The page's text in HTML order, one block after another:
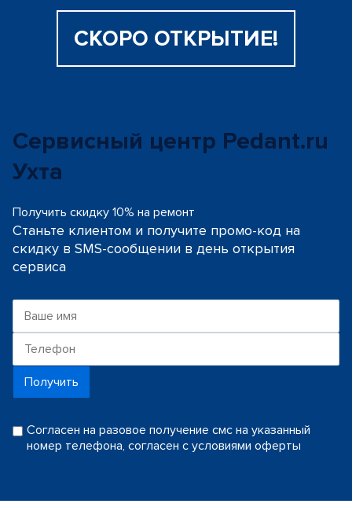
СКОРО ОТКРЫТИЕ!
Сервисный центр Pedant.ru
Ухта
Получить скидку 10% на ремонт
Станьте клиентом и получите промо-код на
скидку в SMS-сообщении в день открытия
сервиса
Получить
Согласен на разовое получение смс на указанный
номер телефона, согласен с условиями оферты